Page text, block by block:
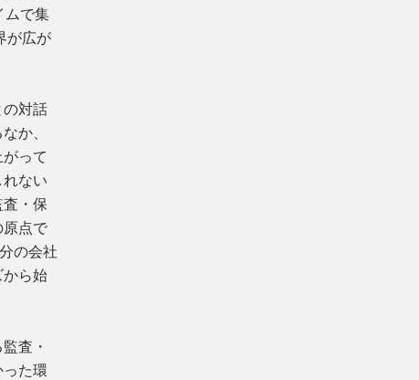
ムで集
が広が
の対話
か、
って
ない
・保
原点で
の会社
から始
査・
た環